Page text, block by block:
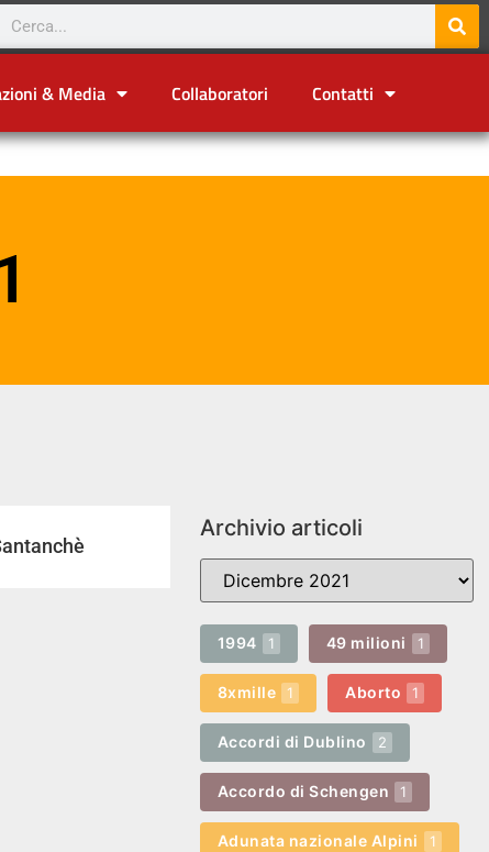
& Media Collaboratori
Contatti
Archivio articoli
1994 1 49 milioni 1
8xmille 1 Aborto 1
Accordi di Dublino 2
Accordo di Schengen 1
Adunata nazionale Alpini 1